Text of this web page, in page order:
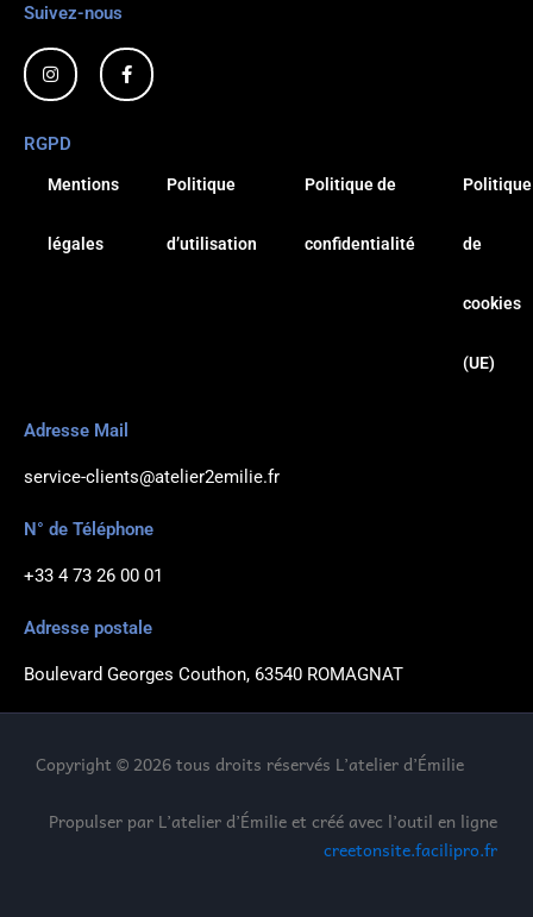
Rendez-vous par téléphone
au 04 73 84 55 46
Suivez-nous
I
n
t
g
a
m
F
a
c
e
RGPD
Mentions
légales
Politique
d’utilisation
Politique de
confidentialité
Politique
de
cookies
(UE)
Adresse Mail
service-clients@atelier2emilie.fr
N° de Téléphone
+33 4 73 26 00 01
Adresse postale
Boulevard Georges Couthon, 63540 ROMAGNAT
Copyright © 2026 tous droits réservés L’atelier d’Émilie
Propulser par L’atelier d’Émilie et créé avec l’outil en ligne
creetonsite.facilipro.fr